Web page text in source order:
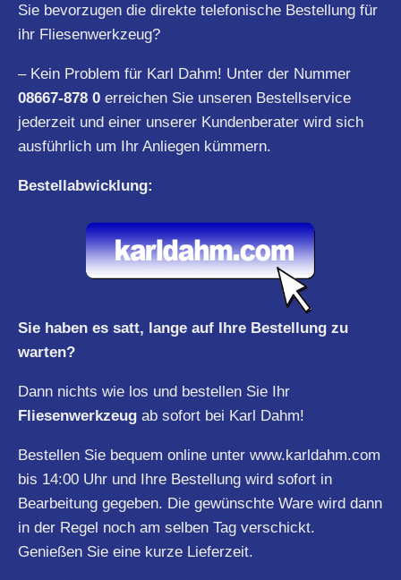
Sie bevorzugen die direkte telefonische Bestellung für
ihr Fliesenwerkzeug?
– Kein Problem für Karl Dahm! Unter der Nummer
08667-878 0 erreichen Sie unseren Bestellservice
jederzeit und einer unserer Kundenberater wird sich
ausführlich um Ihr Anliegen kümmern.
Bestellabwicklung:
Sie haben es satt, lange auf Ihre Bestellung zu
warten?
Dann nichts wie los und bestellen Sie Ihr
Fliesenwerkzeug ab sofort bei Karl Dahm!
Bestellen Sie bequem online unter www.karldahm.com
bis 14:00 Uhr und Ihre Bestellung wird sofort in
Bearbeitung gegeben. Die gewünschte Ware wird dann
in der Regel noch am selben Tag verschickt.
Genießen Sie eine kurze Lieferzeit.